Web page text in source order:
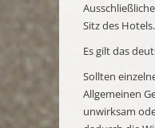
Sitz des Hotels.
Es gilt das
Sollten
Allgemeinen
unwirksam